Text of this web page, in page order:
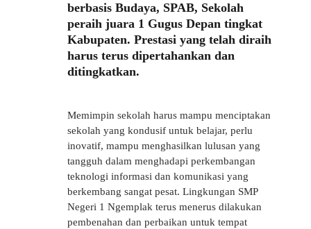
berbasis Budaya, SPAB, Sekolah
peraih juara 1 Gugus Depan tingkat
Kabupaten. Prestasi yang telah diraih
harus terus dipertahankan dan
ditingkatkan.
Memimpin sekolah harus mampu menciptakan
sekolah yang kondusif untuk belajar, perlu
inovatif, mampu menghasilkan lulusan yang
tangguh dalam menghadapi perkembangan
teknologi informasi dan komunikasi yang
berkembang sangat pesat. Lingkungan SMP
Negeri 1 Ngemplak terus menerus dilakukan
pembenahan dan perbaikan untuk tempat